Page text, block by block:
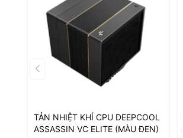
TẢN NHIỆT KHÍ CPU DEEPCOOL
ASSASSIN VC ELITE (MÀU ĐEN)